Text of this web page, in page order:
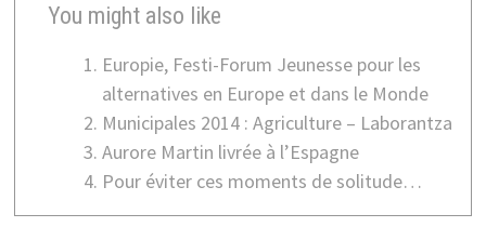
You might also like
Europie, Festi-Forum Jeunesse pour les
alternatives en Europe et dans le Monde
Municipales 2014 : Agriculture – Laborantza
Aurore Martin livrée à l’Espagne
Pour éviter ces moments de solitude…